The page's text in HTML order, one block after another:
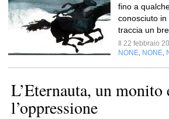
fino a
conosciuto
traccia un
Il 22 febbraio
NONE NONE
L’Eternauta, un
l’oppressione